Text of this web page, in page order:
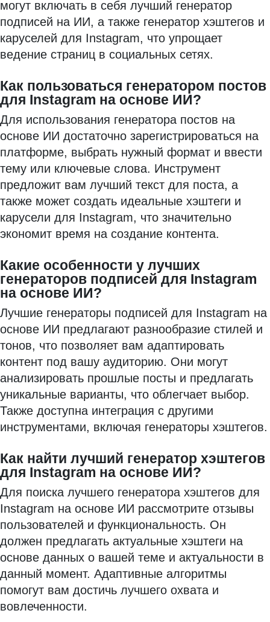
могут включать в себя лучший генератор
подписей на ИИ, а также генератор хэштегов и
каруселей для Instagram, что упрощает
ведение страниц в социальных сетях.
Как пользоваться генератором постов
для Instagram на основе ИИ?
Для использования генератора постов на
основе ИИ достаточно зарегистрироваться на
платформе, выбрать нужный формат и ввести
тему или ключевые слова. Инструмент
предложит вам лучший текст для поста, а
также может создать идеальные хэштеги и
карусели для Instagram, что значительно
экономит время на создание контента.
Какие особенности у лучших
генераторов подписей для Instagram
на основе ИИ?
Лучшие генераторы подписей для Instagram на
основе ИИ предлагают разнообразие стилей и
тонов, что позволяет вам адаптировать
контент под вашу аудиторию. Они могут
анализировать прошлые посты и предлагать
уникальные варианты, что облегчает выбор.
Также доступна интеграция с другими
инструментами, включая генераторы хэштегов.
Как найти лучший генератор хэштегов
для Instagram на основе ИИ?
Для поиска лучшего генератора хэштегов для
Instagram на основе ИИ рассмотрите отзывы
пользователей и функциональность. Он
должен предлагать актуальные хэштеги на
основе данных о вашей теме и актуальности в
данный момент. Адаптивные алгоритмы
помогут вам достичь лучшего охвата и
вовлеченности.